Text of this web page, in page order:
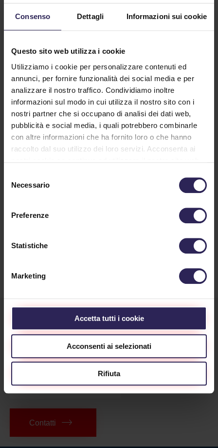
Consenso Dettagli Informazioni sui cookie
Questo sito web utilizza i cookie
Utilizziamo i cookie per personalizzare contenuti ed
annunci, per fornire funzionalità dei social media e per
analizzare il nostro traffico. Condividiamo inoltre
informazioni sul modo in cui utilizza il nostro sito con i
nostri partner che si occupano di analisi dei dati web,
pubblicità e social media, i quali potrebbero combinarle
con altre informazioni che ha fornito loro o che hanno
raccolto dal suo utilizzo dei loro servizi. Acconsenta ai
delNecessario
Preferenze
Statistiche
Marketing
Accetta tutti i cookie
Acconsenti ai selezionati
Rifiuta
? Bonus Sicurezza 2026:
01/30/2026
abitazione e allo stesso tempo ottenere una
Continua a Leggere
Lavora con noi
Contatti